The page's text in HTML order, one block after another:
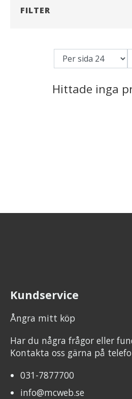
FILTER
Hittade inga
Kundservice
Ångra mitt köp
Har du några frågor eller
Kontakta oss gärna på
031-7877700
info@mcweb.se